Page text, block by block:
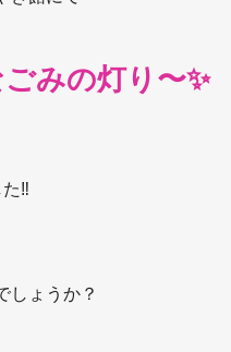
みの灯り〜✨
‼️
しょうか？